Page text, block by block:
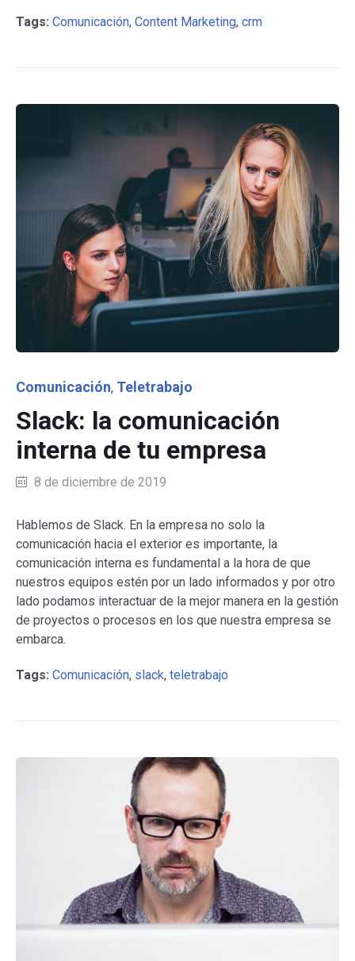
Tags: Comunicación, Content Marketing, crm
Category
Comunicación, Teletrabajo
Slack: la comunicación
interna de tu empresa
8 de diciembre de 2019
Hablemos de Slack. En la empresa no solo la
comunicación hacia el exterior es importante, la
comunicación interna es fundamental a la hora de que
nuestros equipos estén por un lado informados y por otro
lado podamos interactuar de la mejor manera en la gestión
de proyectos o procesos en los que nuestra empresa se
embarca.
Tags: Comunicación, slack, teletrabajo